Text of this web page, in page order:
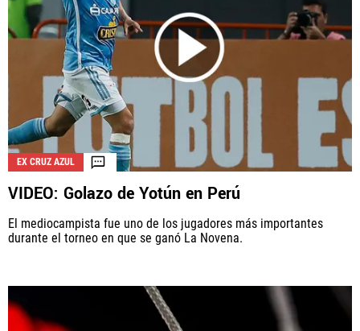
EX CRUZ AZUL
VIDEO: Golazo de Yotún en Perú
El mediocampista fue uno de los jugadores más importantes
durante el torneo en que se ganó La Novena.